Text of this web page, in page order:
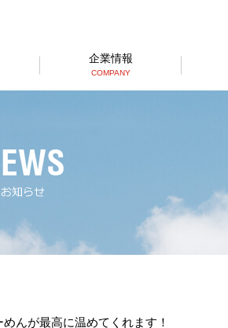
リー
企業情報
COMPANY
んが最高に温めてくれます！